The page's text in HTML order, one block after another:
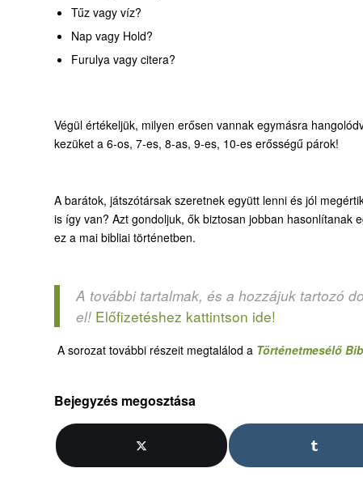
Tűz vagy víz?
Nap vagy Hold?
Furulya vagy citera?
Végül értékeljük, milyen erősen vannak egymásra
kezüket a 6-os, 7-es, 8-as, 9-es, 10-es erősségű párok!
A barátok, játszótársak szeretnek együtt lenni és jól
is így van? Azt gondoljuk, ők biztosan jobban hasonlítanak
ez a mai bibliai történetben.
A további tartalmak, és a hozzájuk tartozó
el! Előfizetéshez kattintson ide!
A sorozat további részeit megtalálod a Történetmesélő
Bejegyzés megosztása